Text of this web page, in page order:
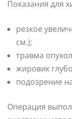
Показания для
резкое
см.);
травма
жировик
подозрение
Операция